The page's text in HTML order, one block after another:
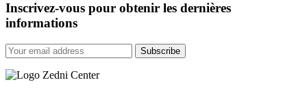
Inscrivez-vous pour obtenir les dernières
informations
Subscribe